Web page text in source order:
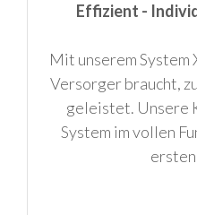
Effizient -
Mit unserem System
Versorger braucht,
geleistet. Unsere
System im vollen